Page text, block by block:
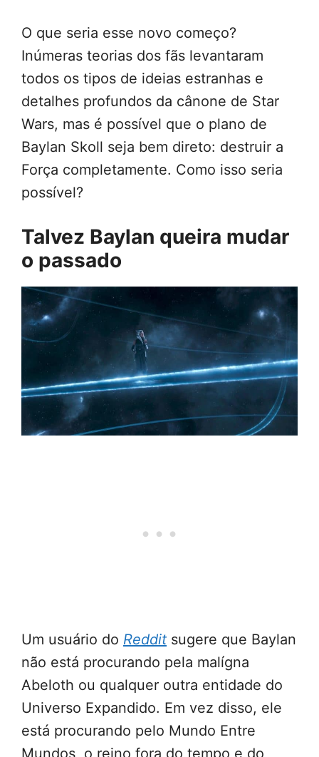
O que seria esse novo começo?
Inúmeras teorias dos fãs levantaram
todos os tipos de ideias estranhas e
detalhes profundos da cânone de Star
Wars, mas é possível que o plano de
Baylan Skoll seja bem direto: destruir a
Força completamente. Como isso seria
possível?
Talvez Baylan queira mudar
o passado
Um usuário do Reddit sugere que Baylan
não está procurando pela malígna
Abeloth ou qualquer outra entidade do
Universo Expandido. Em vez disso, ele
está procurando pelo Mundo Entre
Mundos, o reino fora do tempo e do